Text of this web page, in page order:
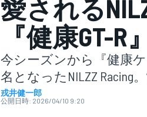
スーパーフォーミュラ
愛される
『健康GT-
今シーズンから『健康
名となったNILZZ Racing
戎井健一郎
公開日時: 2026/04/10 9:20